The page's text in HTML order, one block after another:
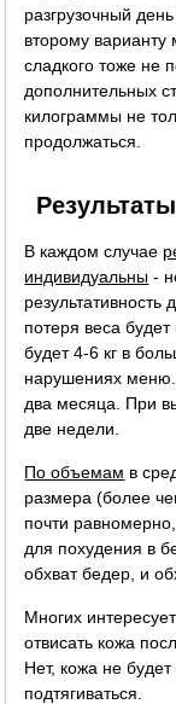
разгрузочный
второму
сладкого тоже не
дополнительных
килограммы не
продолжаться.
В каждом случае
индивидуальны -
потеря веса
будет 4-6 кг в
нарушениях меню.
два месяца. При
две недели.
По объемам в
размера (более
почти равномерно,
для похудения в
обхват бедер, и
Многих
отвисать кожа
Нет, кожа не
подтягиваться.